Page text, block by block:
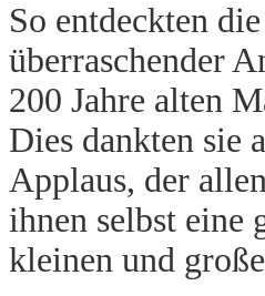
So entdeckten
überraschender
200 Jahre alten
Dies dankten sie
Applaus, der
ihnen selbst eine
kleinen und